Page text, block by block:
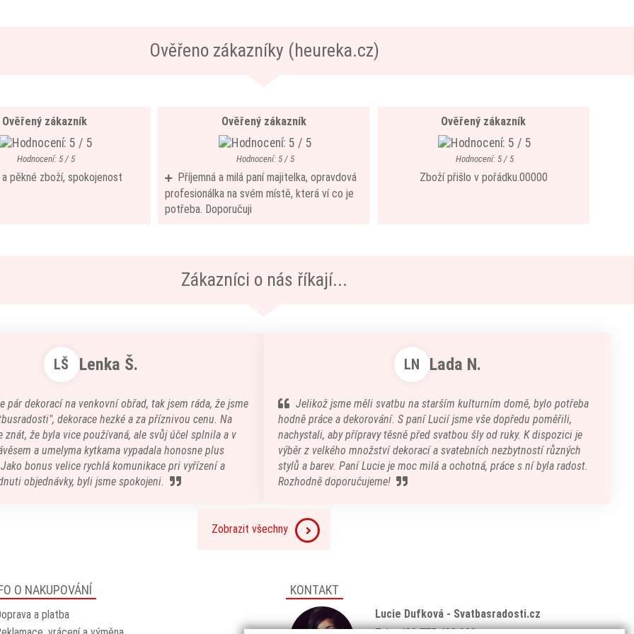
Ověřeno zákazníky (heureka.cz)
Ověřený zákazník
Hodnocení: 5 / 5
pěkné zboží, spokojenost
Ověřený zákazník
Hodnocení: 5 / 5
Příjemná a milá paní majitelka, opravdová
profesionálka na svém místě, která ví co je
potřeba. Doporučuji
Ověřený zákazník
Hodnocení: 5 / 5
Zboží přišlo v pořádku.00000
Zákazníci o nás říkají...
LŠ Lenka Š.
pár dekorací na venkovní obřad, tak jsem ráda, že jsme
dekorace hezké a za příznivou cenu. Na
znát, že byla vice používaná, ale svůj účel splnila a v
a umelyma kytkama vypadala honosne plus
bonus velice rychlá komunikace pri vyřízení a
objednávky, byli jsme spokojeni.
LN Lada N.
Jelikož jsme měli svatbu na starším kulturním domě, bylo potřeba
hodně práce a dekorování. S paní Lucií jsme vše dopředu poměřili,
nachystali, aby přípravy těsně před svatbou šly od ruky. K dispozici je
výběr z velkého množství dekorací a svatebních nezbytností různých
stylů a barev. Paní Lucie je moc milá a ochotná, práce s ní byla radost.
Rozhodně doporučujeme!
Zobrazit všechny
O NAKUPOVÁNÍ
a platba
KONTAKT
Lucie Dufková - Svatbasradosti.cz